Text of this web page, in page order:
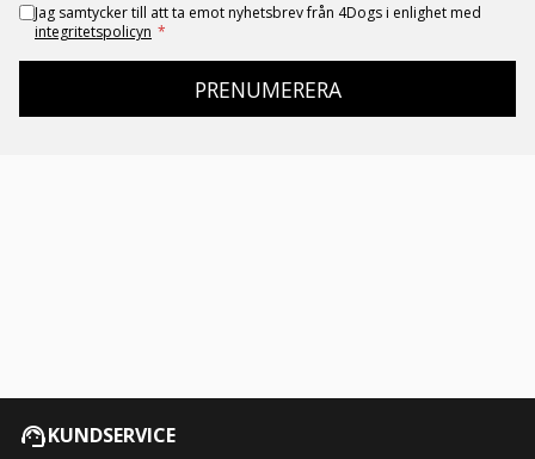
Jag samtycker till att ta emot nyhetsbrev från 4Dogs i enlighet med
integritetspolicyn *
PRENUMERERA
KUNDSERVICE